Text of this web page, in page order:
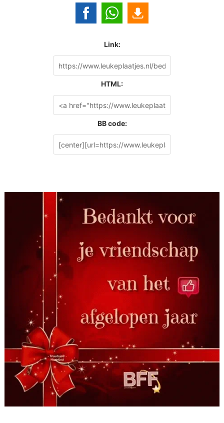
Link:
HTML:
BB code: